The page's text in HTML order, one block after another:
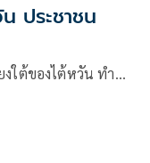
ประชาชน
ใต้ของไต้หวัน ทำ…